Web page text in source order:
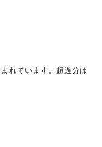
れています。超過分は